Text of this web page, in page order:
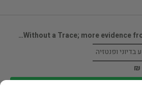
Without a Trace; more evidence
בדיוני ופנטזיה